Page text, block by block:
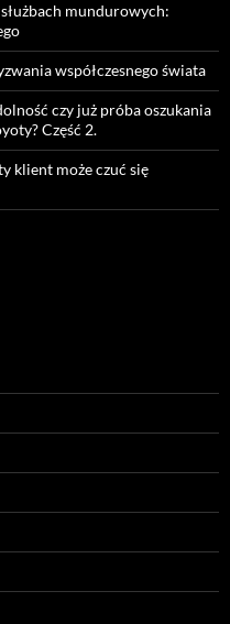
mundurowych:
współczesnego świata
czy już próba oszukania
Część 2.
klient może czuć się